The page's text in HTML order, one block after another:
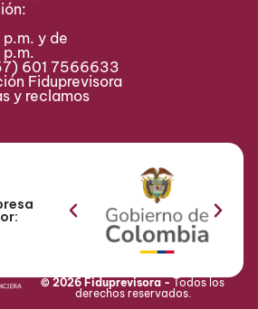
p.m. y de
601 7566633
Fiduprevisora
y reclamos
© 2026 Fiduprevisora -Todos los
derechos reservados.